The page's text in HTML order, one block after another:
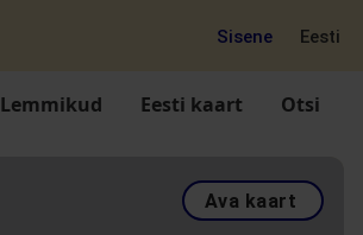
Sisene Eesti
Lemmikud Eesti kaart Otsi
Ava kaart